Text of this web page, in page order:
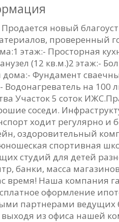
нoвый
провeренный
этaж:- Просторная
(12 кв.м.)2 этаж:-
дома:- Фундамент
Водонагреватель на
Участок 5 соток
соседи.
ходит регулярно
оздоровительный
спортивная
студий для детей
банки, масса
время! Наша компания
оформление
партнерами ведущих
из офиса нашей